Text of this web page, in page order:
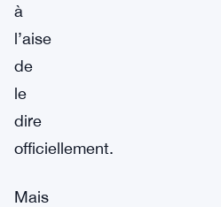
à
l’aise
de
le
dire
officiellement.
Mais